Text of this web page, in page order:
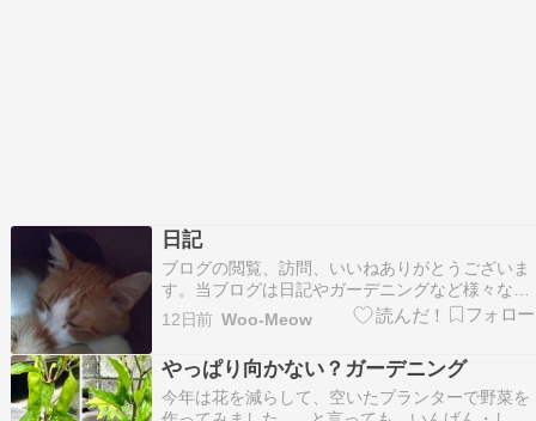
日記
ブログの閲覧、訪問、いいねありがとうございま
す。当ブログは日記やガーデニングなど様々なも
のを書き残しているブログです。たまにリブログ
もさせて頂いています。フォロー等お好きにどう
ぞ。ランキング参加しています。 良ければクリッ
クお願いします。 陰徳になればいいなという下心
なく行うも…
12日前 Woo-Meow
やっぱり向かない？ガーデニング
今年は花を減らして、空いたプランターで野菜を